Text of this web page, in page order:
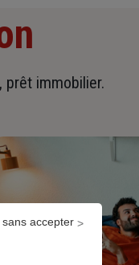
prêt immobilier.
accepter